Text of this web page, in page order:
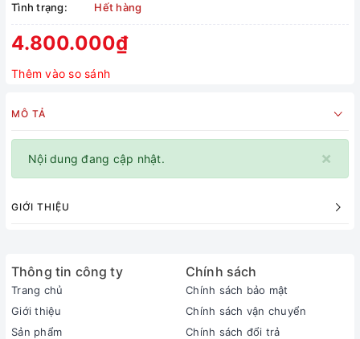
Tình trạng:
Hết hàng
4.800.000₫
Thêm vào so sánh
MÔ TẢ
×
Nội dung đang cập nhật.
GIỚI THIỆU
Thông tin công ty
Trang chủ
Giới thiệu
Sản phẩm
Chính sách
Chính sách bảo mật
Chính sách vận chuyển
Chính sách đổi trả